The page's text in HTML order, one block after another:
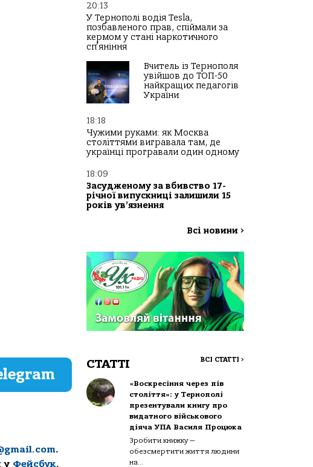
.
у Фейсбук,
20:13
У Тернополі водія Tesla,
позбавленого прав, спіймали за
кермом у стані наркотичного
сп’яніння
Вчитель із Тернополя
увійшов до ТОП-50
найкращих педагогів
України
18:18
Чужими руками: як Москва
століттями вигравала там, де
українці програвали один одному
18:09
Засудженому за вбивство 17-
річної випускниці залишили 15
років ув’язнення
Всі новини >
СТАТТІ ВСІ СТАТТІ >
«Воскресіння через пів
століття»: у Тернополі
презентували книгу про
видатного військового
діяча УПА Василя Процюка
Зробити книжку —
обезсмертити життя людини
на...